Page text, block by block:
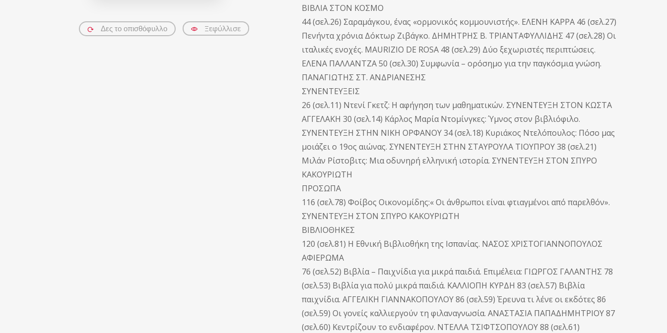
Δες το οπισθόφυλλο Ξεφύλλισε
ΒΙΒΛΙΑ ΣΤΟΝ ΚΟΣΜΟ
44 (σελ.26) Σαραμάγκου, ένας «ορμονικός κομμουνιστής». ΕΛΕΝΗ KAPPA 46 (σελ.27)
Πενήντα χρόνια Δόκτωρ Ζιβάγκο. ΔΗΜΗΤΡΗΣ Β. ΤΡΙΑΝΤΑΦΥΛΛΙΔΗΣ 47 (σελ.28) Οι
ιταλικές ενοχές. MAURIZIO DE ROSA 48 (σελ.29) Δύο ξεχωριστές περιπτώσεις.
ΕΛΕΝΑ ΠΑΛΛΑΝΤΖΑ 50 (σελ.30) Συμφωνία – ορόσημο για την παγκόσμια γνώση.
ΠΑΝΑΓΙΩΤΗΣ ΣΤ. ΑΝΔΡΙΑΝΕΣΗΣ
ΣΥΝΕΝΤΕΥΞΕΙΣ
26 (σελ.11) Ντενί Γκετζ: Η αφήγηση των μαθηματικών. ΣΥΝΕΝΤΕΥΞΗ ΣΤΟΝ ΚΩΣΤΑ
ΑΓΓΕΛΑΚΗ 30 (σελ.14) Κάρλος Μαρία Ντομίνγκες: Ύμνος στον βιβλιόφιλο.
ΣΥΝΕΝΤΕΥΞΗ ΣΤΗΝ ΝΙΚΗ ΟΡΦΑΝΟΥ 34 (σελ.18) Κυριάκος Ντελόπουλος: Πόσο μας
μοιάζει ο 19ος αιώνας. ΣΥΝΕΝΤΕΥΞΗ ΣΤΗΝ ΣΤΑΥΡΟΥΛΑ ΤΙΟΥΠΡΟΥ 38 (σελ.21)
Μιλάν Ρίστοβιτς: Μια οδυνηρή ελληνική ιστορία. ΣΥΝΕΝΤΕΥΞΗ ΣΤΟΝ ΣΠΥΡΟ
ΚΑΚΟΥΡΙΩΤΗ
ΠΡΟΣΩΠΑ
116 (σελ.78) Φοίβος Οικονομίδης:« Οι άνθρωποι είναι φτιαγμένοι από παρελθόν».
ΣΥΝΕΝΤΕΥΞΗ ΣΤΟΝ ΣΠΥΡΟ ΚΑΚΟΥΡΙΩΤΗ
ΒΙΒΛΙΟΘΗΚΕΣ
120 (σελ.81) Η Εθνική Βιβλιοθήκη της Ισπανίας. ΝΑΣΟΣ ΧΡΙΣΤΟΓΙΑΝΝΟΠΟΥΛΟΣ
ΑΦΙΕΡΩΜΑ
76 (σελ.52) Βιβλία – Παιχνίδια για μικρά παιδιά. Επιμέλεια: ΓΙΩΡΓΟΣ ΓΑΛΑΝΤΗΣ 78
(σελ.53) Βιβλία για πολύ μικρά παιδιά. ΚΑΛΛΙΟΠΗ ΚΥΡΔΗ 83 (σελ.57) Βιβλία
παιχνίδια. ΑΓΓΕΛΙΚΗ ΓΙΑΝΝΑΚΟΠΟΥΛΟΥ 86 (σελ.59) Έρευνα τι λένε οι εκδότες 86
(σελ.59) Οι γονείς καλλιεργούν τη φιλαναγνωσία. ΑΝΑΣΤΑΣΙΑ ΠΑΠΑΔΗΜΗΤΡΙΟΥ 87
(σελ.60) Κεντρίζουν το ενδιαφέρον. ΝΤΕΛΛΑ ΤΣΙΦΤΣΟΠΟΥΛΟΥ 88 (σελ.61)